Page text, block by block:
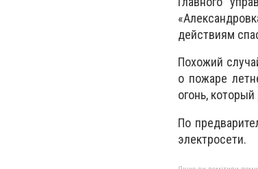
действиям
Похожий
о пожаре
огонь,
По
электросети.